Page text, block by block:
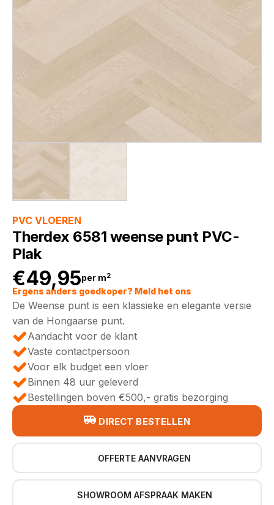
PVC VLOEREN
Therdex 6581 weense punt PVC-
Plak
€49,95per m2
Ergens anders goedkoper? Meld het ons
De Weense punt is een klassieke en elegante versie
van de Hongaarse punt.
Aandacht voor de klant
Vaste contactpersoon
Voor elk budget een vloer
Binnen 48 uur geleverd
Bestellingen boven €500,- gratis bezorging
DIRECT BESTELLEN
OFFERTE AANVRAGEN
SHOWROOM AFSPRAAK MAKEN